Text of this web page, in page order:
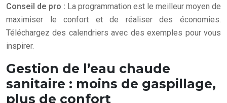
Conseil de pro : La programmation est le meilleur moyen de
maximiser le confort et de réaliser des économies.
Téléchargez des calendriers avec des exemples pour vous
inspirer.
Gestion de l’eau chaude
sanitaire : moins de gaspillage,
plus de confort